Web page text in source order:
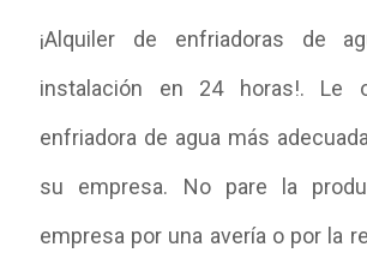
¡Alquiler de enfriadoras de
instalación en 24 horas!. Le
enfriadora de agua más
su empresa. No pare la
empresa por una avería o por la